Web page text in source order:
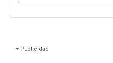
Publicidad